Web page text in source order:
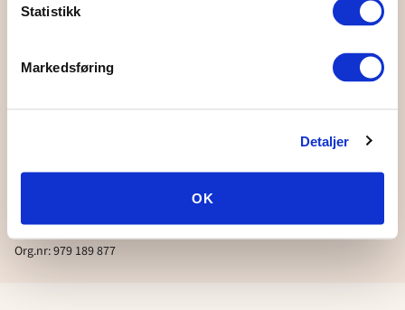
Statistikk
Markedsføring
Detaljer
OK
VeBu
Personvern
Org.nr: 979 189 877